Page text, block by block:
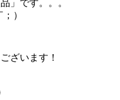
」です。。。
）
ざいます！